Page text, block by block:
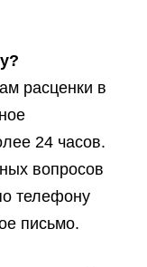
расценки в
24 часов.
вопросов
телефону
письмо.